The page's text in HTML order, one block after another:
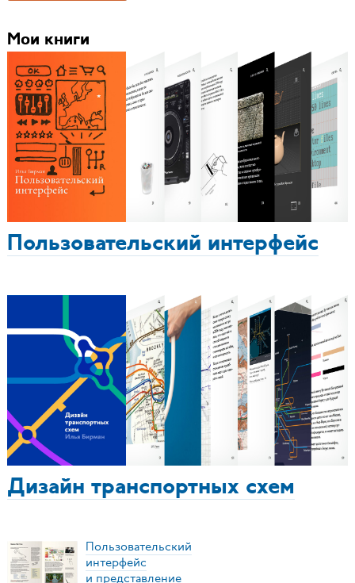
Мои книги
Пользовательский интерфейс
Дизайн транспортных схем
Пользовательский
интерфейс
и представление